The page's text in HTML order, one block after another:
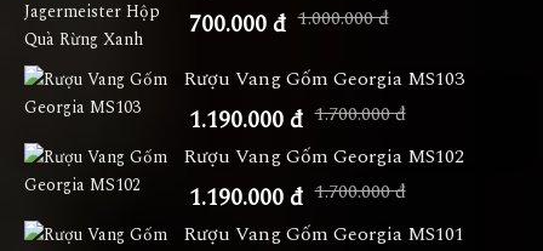
700.000 đ 1.000.000 đ
Rượu Vang Gốm Georgia MS103
1.190.000 đ 1.700.000 đ
Rượu Vang Gốm Georgia MS102
1.190.000 đ 1.700.000 đ
Rượu Vang Gốm Georgia MS101